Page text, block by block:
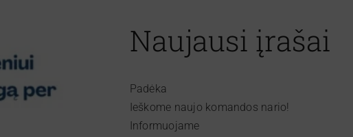
Naujausi įrašai
Padėka
Ieškome naujo komandos nario!
Informuojame